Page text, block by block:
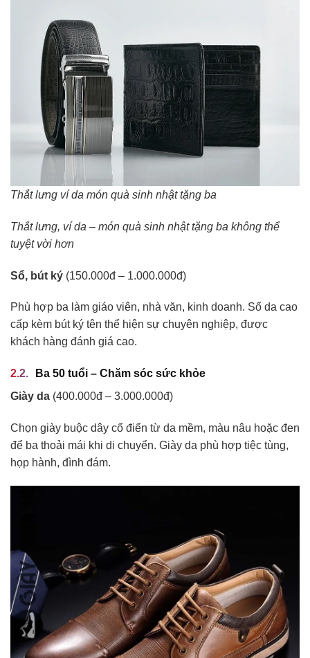
Thắt lưng ví da món quà sinh nhật tặng ba
Thắt lưng, ví da – món quà sinh nhật tặng ba không thể
tuyệt vời hơn
Sổ, bút ký (150.000đ – 1.000.000đ)
Phù hợp ba làm giáo viên, nhà văn, kinh doanh. Sổ da cao
cấp kèm bút ký tên thể hiện sự chuyên nghiệp, được
khách hàng đánh giá cao.
Ba 50 tuổi – Chăm sóc sức khỏe
Giày da (400.000đ – 3.000.000đ)
Chọn giày buộc dây cổ điển từ da mềm, màu nâu hoặc đen
để ba thoải mái khi di chuyển. Giày da phù hợp tiệc tùng,
họp hành, đình đám.